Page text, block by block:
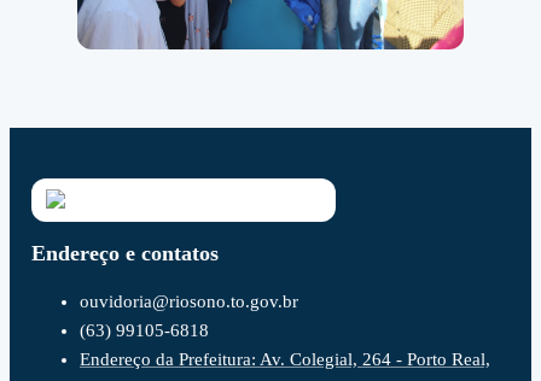
Endereço e contatos
ouvidoria@riosono.to.gov.br
(63) 99105-6818
Endereço da Prefeitura: Av. Colegial, 264 - Porto Real,